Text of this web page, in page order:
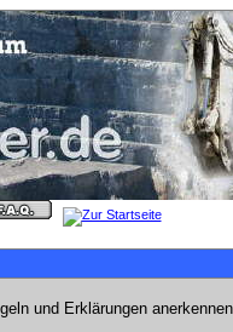
und Erklärungen